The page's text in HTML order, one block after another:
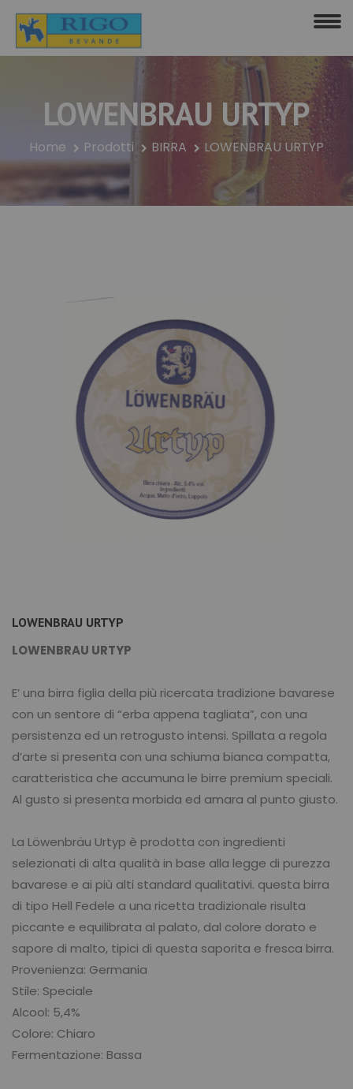
LOWENBRAU URTYP
Home Prodotti BIRRA LOWENBRAU URTYP
LOWENBRAU URTYP
LOWENBRAU URTYP
E’ una birra figlia della più ricercata tradizione bavarese
con un sentore di “erba appena tagliata”, con una
persistenza ed un retrogusto intensi. Spillata a regola
d’arte si presenta con una schiuma bianca compatta,
caratteristica che accumuna le birre premium speciali.
Al gusto si presenta morbida ed amara al punto giusto.
La Löwenbräu Urtyp è prodotta con ingredienti
selezionati di alta qualità in base alla legge di purezza
bavarese e ai più alti standard qualitativi. questa birra
di tipo Hell Fedele a una ricetta tradizionale risulta
piccante e equilibrata al palato, dal colore dorato e
sapore di malto, tipici di questa saporita e fresca birra.
Provenienza: Germania
Stile: Speciale
Alcool: 5,4%
Colore: Chiaro
Fermentazione: Bassa